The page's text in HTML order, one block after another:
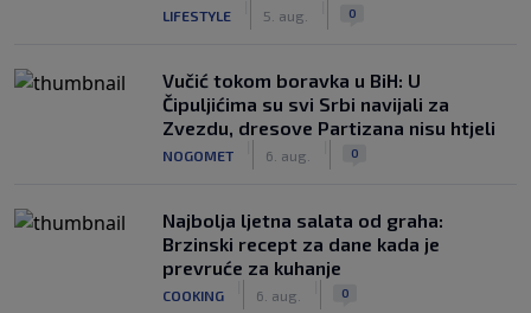
LIFESTYLE 5. aug. 0
Vučić tokom boravka u BiH: U
Čipuljićima su svi Srbi navijali za
Zvezdu, dresove Partizana nisu htjeli
NOGOMET 6. aug. 0
Najbolja ljetna salata od graha:
Brzinski recept za dane kada je
prevruće za kuhanje
COOKING 6. aug. 0